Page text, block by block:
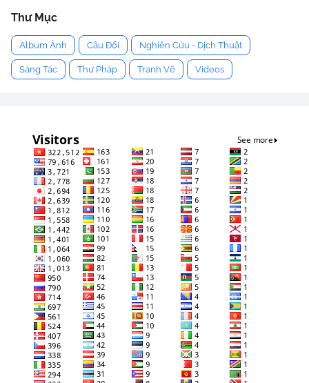
Thư Mục
Album Ảnh Câu Đối Nghiên Cứu - Dịch Thuật
Sáng Tác Thư Pháp Tranh Vẽ Videos